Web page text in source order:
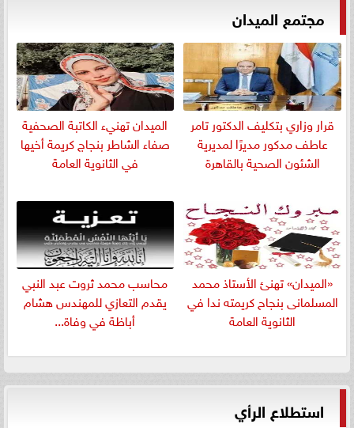
مجتمع الميدان
قرار وزاري بتكليف الدكتور تامر
عاطف مدكور مديرًا لمديرية
الشئون الصحية بالقاهرة
الميدان تهنيء الكاتبة الصحفية
صفاء الشاطر بنجاج كريمة أخيها
في الثانوية العامة
«الميدان» تهنئ الأستاذ محمد
المسلمانى بنجاح كريمته ندا في
الثانوية العامة
​محاسب محمد ثروت عبد النبي
يقدم التعازي للمهندس هشام
أباظة في وفاة...
استطلاع الرأي